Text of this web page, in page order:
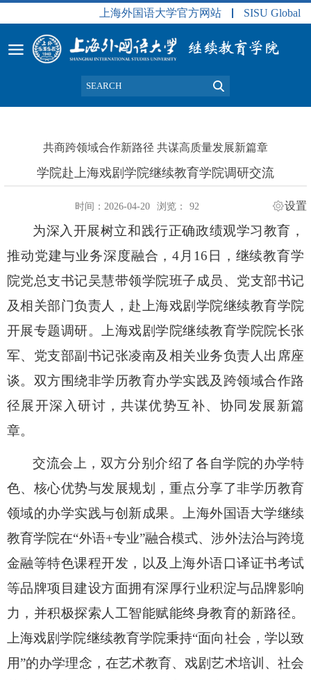
上海外国语大学官方网站 SISU Global
共商跨领域合作新路径 共谋高质量发展新篇章
学院赴上海戏剧学院继续教育学院调研交流
时间：2026-04-20 浏览： 92 设置
为深入开展树立和践行正确政绩观学习教育，
推动党建与业务深度融合，4 月 16 日，继续教育学
院党总支书记吴慧带领学院班子成员、党支部书记
及相关部门负责人，赴上海戏剧学院继续教育学院
开展专题调研。上海戏剧学院继续教育学院院长张
军、党支部副书记张凌南及相关业务负责人出席座
谈。双方围绕非学历教育办学实践及跨领域合作路
径展开深入研讨，共谋优势互补、协同发展新篇
章。
交流会上，双方分别介绍了各自学院的办学特
色、核心优势与发展规划，重点分享了非学历教育
领域的办学实践与创新成果。上海外国语大学继续
教育学院在“外语+专业”融合模式、涉外法治与跨境
金融等特色课程开发，以及上海外语口译证书考试
等品牌项目建设方面拥有深厚行业积淀与品牌影响
力，并积极探索人工智能赋能终身教育的新路径。
上海戏剧学院继续教育学院秉持“面向社会，学以致
用”的办学理念，在艺术教育、戏剧艺术培训、社会